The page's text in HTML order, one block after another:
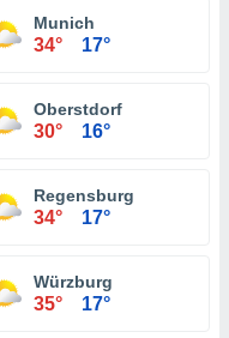
Munich
34° 17°
Oberstdorf
30° 16°
Regensburg
34° 17°
Würzburg
35° 17°